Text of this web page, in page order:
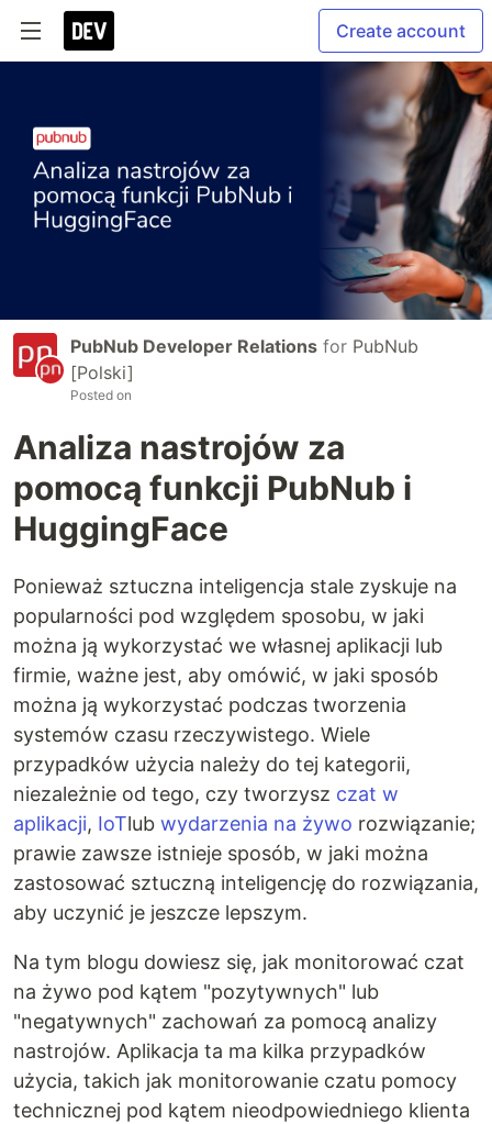
Create account
PubNub Developer Relations for PubNub
[Polski]
Posted on
Analiza nastrojów za
pomocą funkcji PubNub i
HuggingFace
Ponieważ sztuczna inteligencja stale zyskuje na
popularności pod względem sposobu, w jaki
można ją wykorzystać we własnej aplikacji lub
firmie, ważne jest, aby omówić, w jaki sposób
można ją wykorzystać podczas tworzenia
systemów czasu rzeczywistego. Wiele
przypadków użycia należy do tej kategorii,
niezależnie od tego, czy tworzysz czat w
aplikacji, IoTlub wydarzenia na żywo rozwiązanie;
prawie zawsze istnieje sposób, w jaki można
zastosować sztuczną inteligencję do rozwiązania,
aby uczynić je jeszcze lepszym.
Na tym blogu dowiesz się, jak monitorować czat
na żywo pod kątem "pozytywnych" lub
"negatywnych" zachowań za pomocą analizy
nastrojów. Aplikacja ta ma kilka przypadków
użycia, takich jak monitorowanie czatu pomocy
technicznej pod kątem nieodpowiedniego klienta